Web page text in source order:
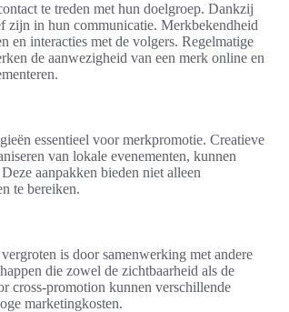
te treden met hun doelgroep. Dankzij
zijn in hun communicatie. Merkbekendheid
en interacties met de volgers. Regelmatige
de aanwezigheid van een merk online en
essentieel voor merkpromotie. Creatieve
van lokale evenementen, kunnen
aanpakken bieden niet alleen
te bereiken.
is door samenwerking met andere
die zowel de zichtbaarheid als de
cross-promotion kunnen verschillende
marketingkosten.